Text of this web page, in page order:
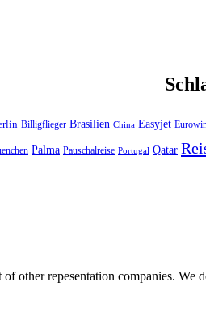
Billigflieger Brasilien China Easyjet
Palma Pauschalreise Portugal Qatar
other repesentation companies. We